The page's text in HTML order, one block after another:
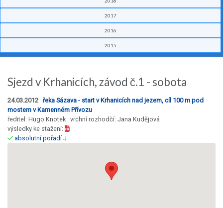
2017
2016
2015
Sjezd v Krhanicích, závod č.1 - sobota
24.03.2012 řeka Sázava - start v Krhanicích nad jezem, cíl 100 m pod
mostem v Kamenném Přívozu
ředitel: Hugo Knotek vrchní rozhodčí: Jana Kudějová
výsledky ke stažení:
absolutní pořadíJ